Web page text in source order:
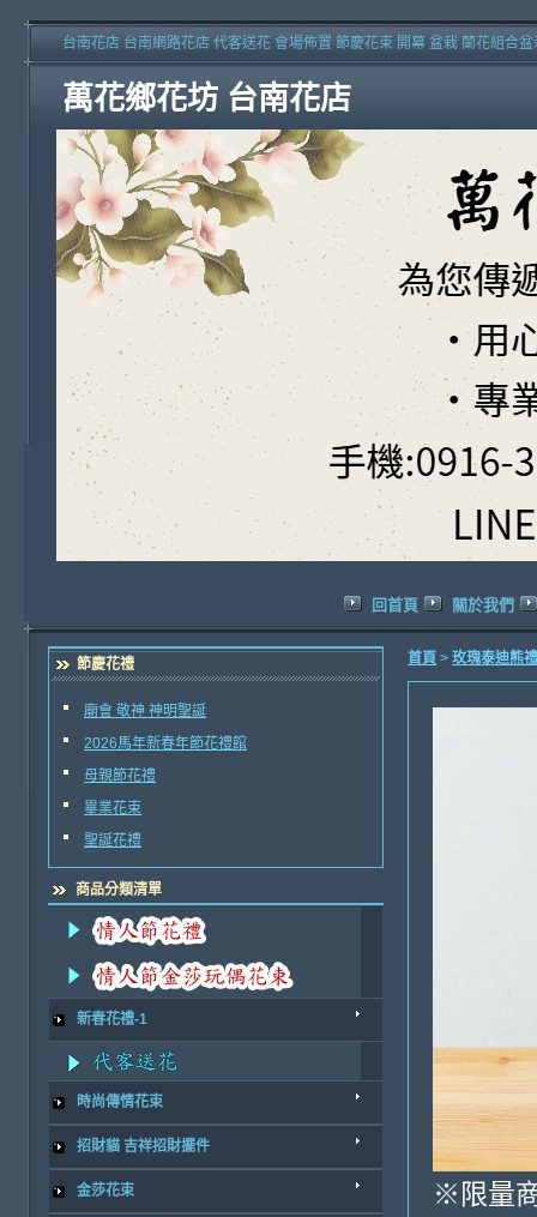
萬花鄉花坊 台南花店
台南花店 台南網路花店 代客送花 會場佈置 節慶花束 開幕 盆栽 蘭花組合
回首頁 關於我們
節慶花禮
廟會 敬神 神明聖誕
2026馬年新春年節花禮館
母親節花禮
畢業花束
聖誕花禮
商品分類清單
新春花禮-1
時尚傳情花束
招財貓 吉祥招財擺件
金莎花束
首頁 > 玫瑰泰迪熊
※限量